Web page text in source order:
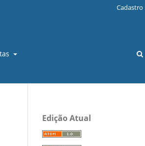
Cadastro
Edição Atual